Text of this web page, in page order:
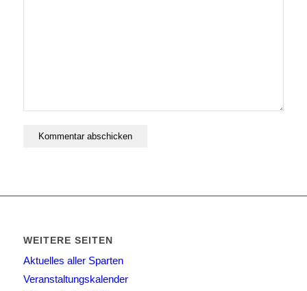
WEITERE SEITEN
Aktuelles aller Sparten
Veranstaltungskalender